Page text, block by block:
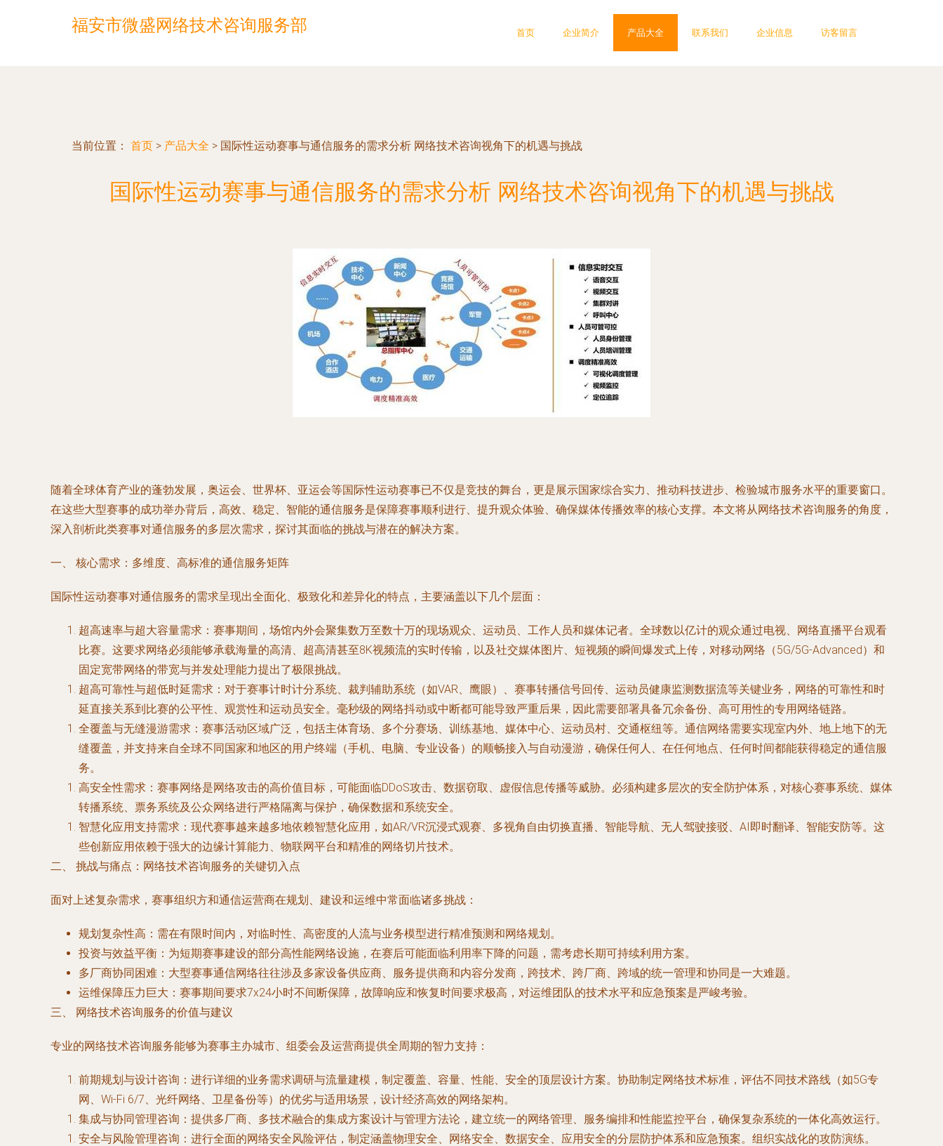
福安市微盛网络技术咨询服务部 首页 企业简介 产品大全 联系我们 企业信息 访客留言
当前位置： 首页 > 产品大全 > 国际性运动赛事与通信服务的需求分析 网络技术咨询视角下的机遇与挑战
国际性运动赛事与通信服务的需求分析 网络技术咨询视角下的机遇与挑战
随着全球体育产业的蓬勃发展，奥运会、世界杯、亚运会等国际性运动赛事已不仅是竞技的舞台，更是展示国家综合实力、推动科技进步、检验城市服务水平的重要窗口。
在这些大型赛事的成功举办背后，高效、稳定、智能的通信服务是保障赛事顺利进行、提升观众体验、确保媒体传播效率的核心支撑。本文将从网络技术咨询服务的角度，
深入剖析此类赛事对通信服务的多层次需求，探讨其面临的挑战与潜在的解决方案。
一、 核心需求：多维度、高标准的通信服务矩阵
国际性运动赛事对通信服务的需求呈现出全面化、极致化和差异化的特点，主要涵盖以下几个层面：
超高速率与超大容量需求：赛事期间，场馆内外会聚集数万至数十万的现场观众、运动员、工作人员和媒体记者。全球数以亿计的观众通过电视、网络直播平台观看
比赛。这要求网络必须能够承载海量的高清、超高清甚至8K视频流的实时传输，以及社交媒体图片、短视频的瞬间爆发式上传，对移动网络（5G/5G-Advanced）和
固定宽带网络的带宽与并发处理能力提出了极限挑战。
超高可靠性与超低时延需求：对于赛事计时计分系统、裁判辅助系统（如VAR、鹰眼）、赛事转播信号回传、运动员健康监测数据流等关键业务，网络的可靠性和时
延直接关系到比赛的公平性、观赏性和运动员安全。毫秒级的网络抖动或中断都可能导致严重后果，因此需要部署具备冗余备份、高可用性的专用网络链路。
全覆盖与无缝漫游需求：赛事活动区域广泛，包括主体育场、多个分赛场、训练基地、媒体中心、运动员村、交通枢纽等。通信网络需要实现室内外、地上地下的无
缝覆盖，并支持来自全球不同国家和地区的用户终端（手机、电脑、专业设备）的顺畅接入与自动漫游，确保任何人、在任何地点、任何时间都能获得稳定的通信服
务。
高安全性需求：赛事网络是网络攻击的高价值目标，可能面临DDoS攻击、数据窃取、虚假信息传播等威胁。必须构建多层次的安全防护体系，对核心赛事系统、媒体
转播系统、票务系统及公众网络进行严格隔离与保护，确保数据和系统安全。
智慧化应用支持需求：现代赛事越来越多地依赖智慧化应用，如AR/VR沉浸式观赛、多视角自由切换直播、智能导航、无人驾驶接驳、AI即时翻译、智能安防等。这
些创新应用依赖于强大的边缘计算能力、物联网平台和精准的网络切片技术。
二、 挑战与痛点：网络技术咨询服务的关键切入点
面对上述复杂需求，赛事组织方和通信运营商在规划、建设和运维中常面临诸多挑战：
规划复杂性高 ：需在有限时间内，对临时性、高密度的人流与业务模型进行精准预测和网络规划。
投资与效益平衡 ：为短期赛事建设的部分高性能网络设施，在赛后可能面临利用率下降的问题，需考虑长期可持续利用方案。
多厂商协同困难 ：大型赛事通信网络往往涉及多家设备供应商、服务提供商和内容分发商，跨技术、跨厂商、跨域的统一管理和协同是一大难题。
运维保障压力巨大 ：赛事期间要求7x24小时不间断保障，故障响应和恢复时间要求极高，对运维团队的技术水平和应急预案是严峻考验。
三、 网络技术咨询服务的价值与建议
专业的网络技术咨询服务能够为赛事主办城市、组委会及运营商提供全周期的智力支持：
前期规划与设计咨询 ：进行详细的业务需求调研与流量建模，制定覆盖、容量、性能、安全的顶层设计方案。协助制定网络技术标准，评估不同技术路线（如5G专
网、Wi-Fi 6/7、光纤网络、卫星备份等）的优劣与适用场景，设计经济高效的网络架构。
集成与协同管理咨询 ：提供多厂商、多技术融合的集成方案设计与管理方法论，建立统一的网络管理、服务编排和性能监控平台，确保复杂系统的一体化高效运行。
安全与风险管理咨询 ：进行全面的网络安全风险评估，制定涵盖物理安全、网络安全、数据安全、应用安全的分层防护体系和应急预案。组织实战化的攻防演练。